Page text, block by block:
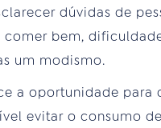
dúvidas de
bem,
um modismo.
a oportunidade para
evitar o consumo